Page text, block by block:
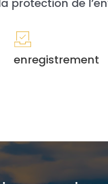
protection de
enregistrement